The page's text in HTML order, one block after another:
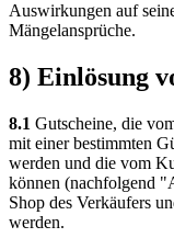
Auswirkungen auf
Mängelansprüche.
8) Einlösung
8.1 Gutscheine, die
mit einer bestimmten
werden und die vom
können (nachfolgend
Shop des Verkäufers
werden.